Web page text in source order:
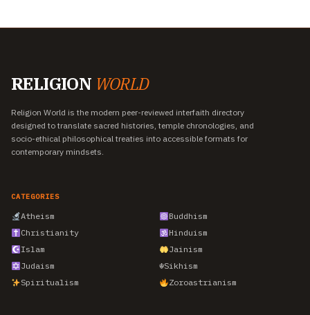
RELIGION WORLD
Religion World is the modern peer-reviewed interfaith directory
designed to translate sacred histories, temple chronologies, and
socio-ethical philosophical treaties into accessible formats for
contemporary mindsets.
CATEGORIES
Atheism
Buddhism
Christianity
Hinduism
Islam
Jainism
Judaism
☬Sikhism
Spiritualism
Zoroastrianism